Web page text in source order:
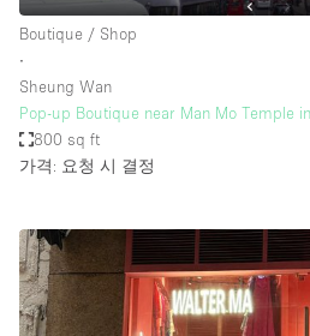
Boutique / Shop
∙
Sheung Wan
Pop-up Boutique near Man Mo Temple
800 sq ft
가격: 요청 시 결정